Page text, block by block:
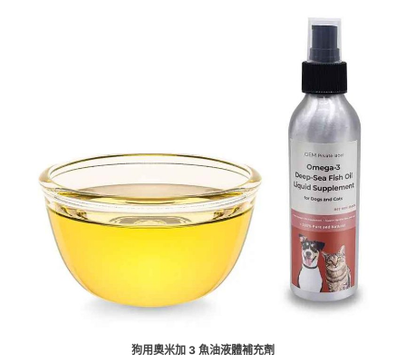
狗用奧米加 3 魚油液體補充劑